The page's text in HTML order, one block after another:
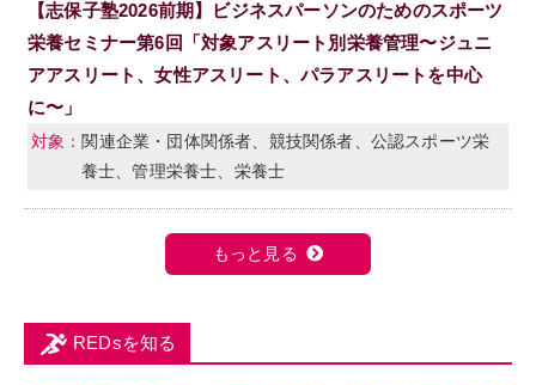
【志保子塾2026前期】ビジネスパーソンのためのスポーツ
栄養セミナー第6回「対象アスリート別栄養管理〜ジュニ
アアスリート、女性アスリート、パラアスリートを中心
に〜」
関連企業・団体関係者、競技関係者、公認スポーツ栄
養士、管理栄養士、栄養士
もっと見る
REDsを知る